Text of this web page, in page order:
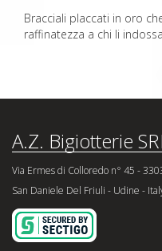
Bracciali placcati in oro
raffinatezza a chi li
A.Z. Bigiotterie
Via Ermes di Colloredo n° 45 -
San Daniele Del Friuli - Udine -